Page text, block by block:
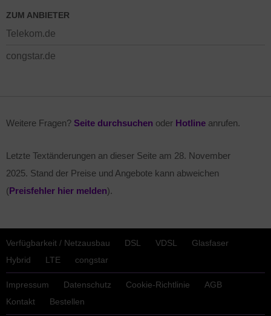
ZUM ANBIETER
Telekom.de
congstar.de
Weitere Fragen? Seite durchsuchen oder Hotline anrufen.
Letzte Textänderungen an dieser Seite am 28. November
2025. Stand der Preise und Angebote kann abweichen
(Preisfehler hier melden).
Verfügbarkeit / Netzausbau DSL VDSL
Glasfaser
Hybrid
LTE congstar
Impressum Datenschutz Cookie-Richtlinie
AGB
Kontakt
Bestellen